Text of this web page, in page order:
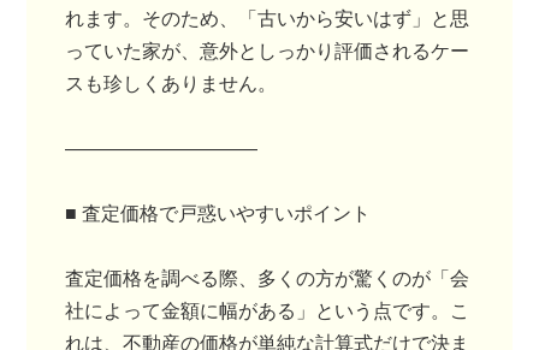
れます。そのため、「古いから安いはず」と思
っていた家が、意外としっかり評価されるケー
スも珍しくありません。
――――――――――
■ 査定価格で戸惑いやすいポイント
査定価格を調べる際、多くの方が驚くのが「会
社によって金額に幅がある」という点です。こ
れは、不動産の価格が単純な計算式だけで決ま